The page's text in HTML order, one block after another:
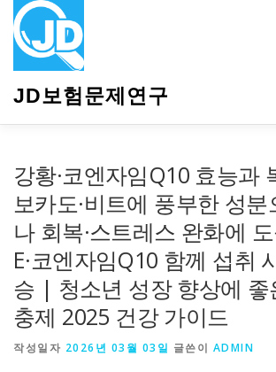
JD보험문제연구
강황·코엔자임Q10 효능과
보카도·비트에 풍부한 성
나 회복·스트레스 완화에
E·코엔자임Q10 함께 섭취
승 | 청소년 성장 향상에 좋
충제 2025 건강 가이드
작성일자 2026년 03월 03일 글쓴이 ADMIN